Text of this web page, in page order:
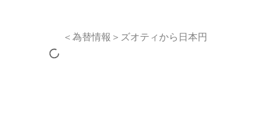
＜為替情報＞ズオティから日本円